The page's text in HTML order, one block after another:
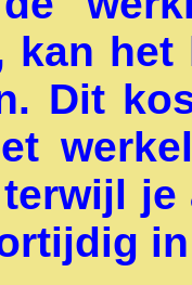
kan
Dit